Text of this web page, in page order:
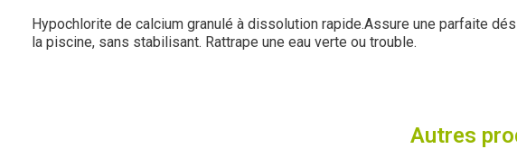
Hypochlorite de calcium granulé à dissolution rapide.Assure une parfaite
la piscine, sans stabilisant. Rattrape une eau verte ou trouble.
Autres